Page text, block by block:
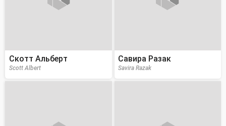
Скотт Альберт
Scott Albert
Савира Разак
Savira Razak